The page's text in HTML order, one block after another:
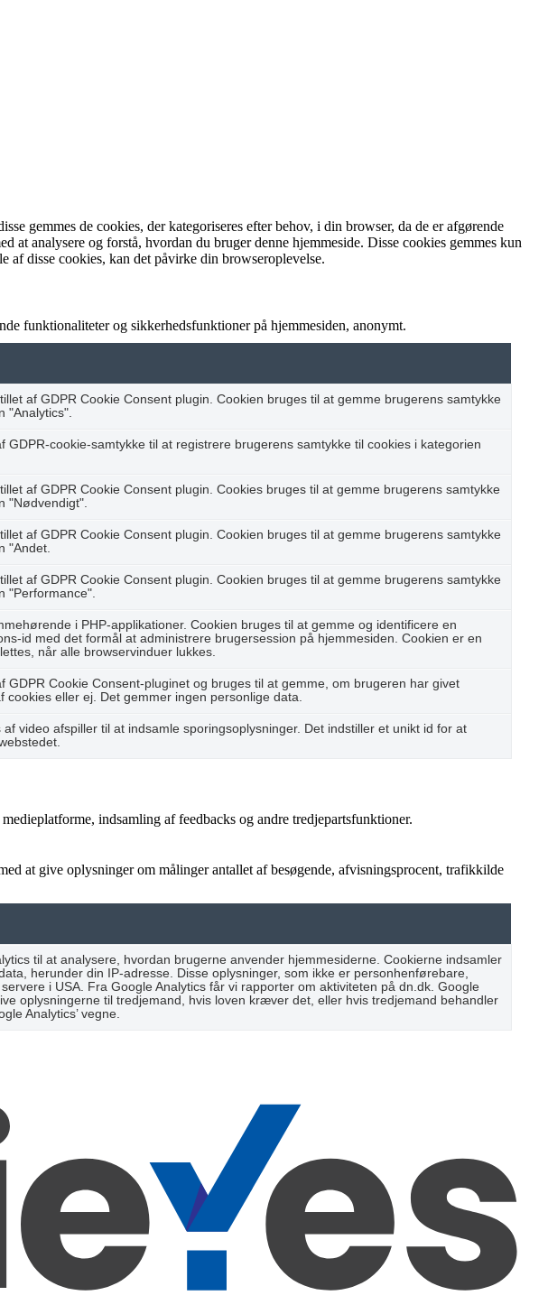
gemmes de cookies, der kategoriseres efter behov, i din browser, da de er afgørende
analysere og forstå, hvordan du bruger denne hjemmeside. Disse cookies gemmes kun
disse cookies, kan det påvirke din browseroplevelse.
funktionaliteter og sikkerhedsfunktioner på hjemmesiden, anonymt.
af GDPR Cookie Consent plugin. Cookien bruges til at gemme brugerens samtykke
"Analytics".
GDPR-cookie-samtykke til at registrere brugerens samtykke til cookies i kategorien
af GDPR Cookie Consent plugin. Cookies bruges til at gemme brugerens samtykke
"Nødvendigt".
af GDPR Cookie Consent plugin. Cookien bruges til at gemme brugerens samtykke
"Andet.
af GDPR Cookie Consent plugin. Cookien bruges til at gemme brugerens samtykke
"Performance".
i PHP-applikationer. Cookien bruges til at gemme og identificere en
id med det formål at administrere brugersession på hjemmesiden. Cookien er en
når alle browservinduer lukkes.
GDPR Cookie Consent-pluginet og bruges til at gemme, om brugeren har givet
cookies eller ej. Det gemmer ingen personlige data.
af video afspiller til at indsamle sporingsoplysninger. Det indstiller et unikt id for at
indsamling af feedbacks og andre tredjepartsfunktioner.
at give oplysninger om målinger antallet af besøgende, afvisningsprocent, trafikkilde
til at analysere, hvordan brugerne anvender hjemmesiderne. Cookierne indsamler
herunder din IP-adresse. Disse oplysninger, som ikke er personhenførebare,
i USA. Fra Google Analytics får vi rapporter om aktiviteten på dn.dk. Google
oplysningerne til tredjemand, hvis loven kræver det, eller hvis tredjemand behandler
Analytics’ vegne.